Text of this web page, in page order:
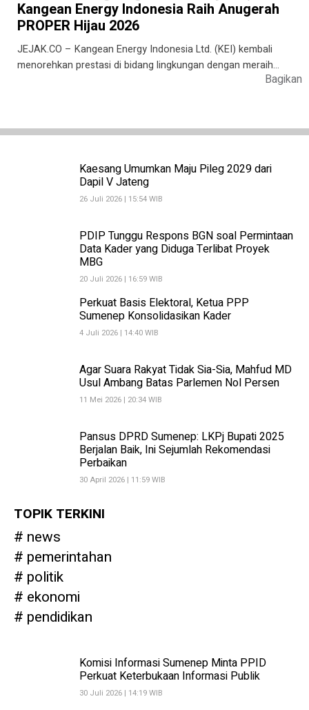
Kaesang Umumkan Maju Pileg 2029 dari
Dapil V Jateng
26 Juli 2026 | 15:54 WIB
PDIP Tunggu Respons BGN soal Permintaan
Data Kader yang Diduga Terlibat Proyek
MBG
20 Juli 2026 | 16:59 WIB
Perkuat Basis Elektoral, Ketua PPP
Sumenep Konsolidasikan Kader
4 Juli 2026 | 14:40 WIB
Agar Suara Rakyat Tidak Sia-Sia, Mahfud MD
Usul Ambang Batas Parlemen Nol Persen
11 Mei 2026 | 20:34 WIB
Pansus DPRD Sumenep: LKPj Bupati 2025
Berjalan Baik, Ini Sejumlah Rekomendasi
Perbaikan
30 April 2026 | 11:59 WIB
TOPIK TERKINI
news
pemerintahan
politik
ekonomi
pendidikan
Kangean Energy Indonesia Raih Anugerah
PROPER Hijau 2026
JEJAK.CO – Kangean Energy Indonesia Ltd. (KEI) kembali
menorehkan prestasi di bidang lingkungan dengan meraih…
Bagikan
Komisi Informasi Sumenep Minta PPID
Perkuat Keterbukaan Informasi Publik
30 Juli 2026 | 14:19 WIB